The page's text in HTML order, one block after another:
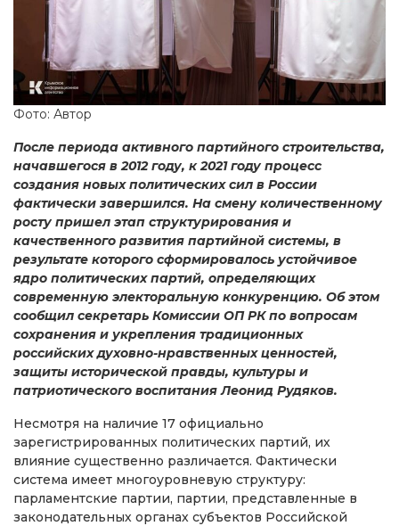
Фото: Автор
После периода активного партийного строительства,
начавшегося в 2012 году, к 2021 году процесс
создания новых политических сил в России
фактически завершился. На смену количественному
росту пришел этап структурирования и
качественного развития партийной системы, в
результате которого сформировалось устойчивое
ядро политических партий, определяющих
современную электоральную конкуренцию. Об этом
сообщил секретарь Комиссии ОП РК по вопросам
сохранения и укрепления традиционных
российских духовно-нравственных ценностей,
защиты исторической правды, культуры и
патриотического воспитания Леонид Рудяков.
Несмотря на наличие 17 официально
зарегистрированных политических партий, их
влияние существенно различается. Фактически
система имеет многоуровневую структуру:
парламентские партии, партии, представленные в
законодательных органах субъектов Российской